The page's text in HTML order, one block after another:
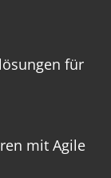
für
mit Agile